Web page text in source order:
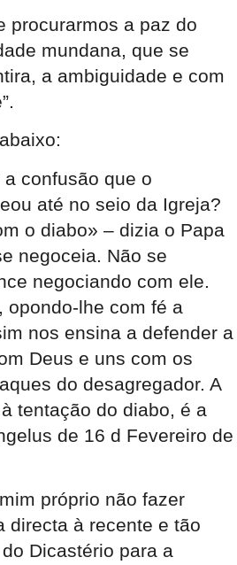
procurarmos a paz do
mundana, que se
a ambiguidade e com
a confusão que o
até no seio da Igreja?
o diabo» – dizia o Papa
negoceia. Não se
negociando com ele.
opondo-lhe com fé a
nos ensina a defender a
Deus e uns com os
do desagregador. A
tentação do diabo, é a
de 16 d Fevereiro de
próprio não fazer
directa à recente e tão
Dicastério para a